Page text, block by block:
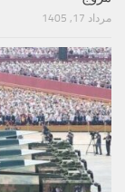
مرداد 17, 1405